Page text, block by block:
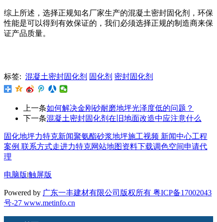
综上所述，选择正规知名厂家生产的混凝土密封固化剂，环保
性能是可以得到有效保证的，我们必须选择正规的制造商来保
证产品质量。
标签: 混凝土密封固化剂 固化剂 密封固化剂
上一条如何解决金刚砂耐磨地坪光泽度低的问题？
下一条混凝土密封固化剂在旧地面改造中应注意什么
固化地坪力特克新闻聚氨酯砂浆地坪施工视频 新闻中心工程
案例 联系方式走进力特克网站地图资料下载调色空间申请代
理
电脑版|触屏版
Powered by 广东一丰建材有限公司版权所有 粤ICP备17002043
号-27 www.metinfo.cn